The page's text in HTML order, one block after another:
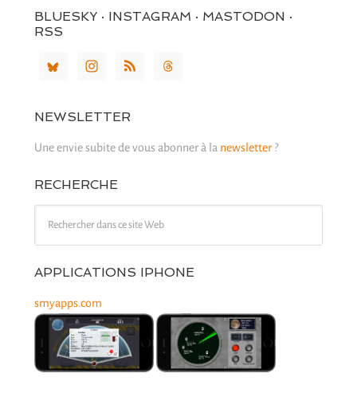
BLUESKY · INSTAGRAM · MASTODON ·
RSS
NEWSLETTER
Une envie subite de vous abonner à la newsletter?
RECHERCHE
APPLICATIONS IPHONE
smyapps.com